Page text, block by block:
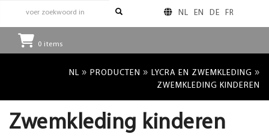
NL EN DE FR
0 items
NL » PRODUCTEN » LYCRA EN ZWEMKLEDING »
ZWEMKLEDING KINDEREN
Zwemkleding kinderen